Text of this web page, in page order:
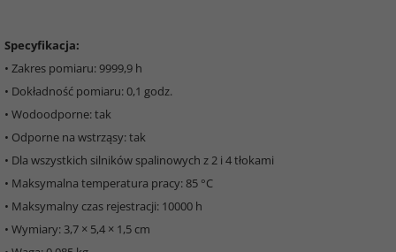
Specyfikacja:
• Zakres pomiaru: 9999,9 h
• Dokładność pomiaru: 0,1 godz.
• Wodoodporne: tak
• Odporne na wstrząsy: tak
• Dla wszystkich silników spalinowych z 2 i 4 tłokami
• Maksymalna temperatura pracy: 85 °C
• Maksymalny czas rejestracji: 10000 h
• Wymiary: 3,7 × 5,4 × 1,5 cm